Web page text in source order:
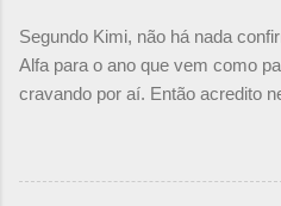
não será o
2010. "Na
de Piquet",
dois
não tem nada
Segundo Kimi, não há nada
Alfa para o ano que vem como
cravando por aí. Então acredito
truth but I’ve never had an
should, pretty much, tell you that